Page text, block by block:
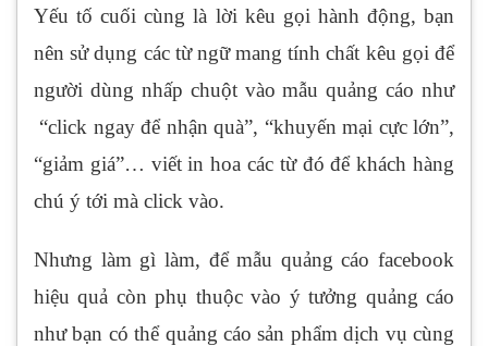
Yếu tố cuối cùng là lời kêu gọi hành động, bạn
nên sử dụng các từ ngữ mang tính chất kêu gọi để
người dùng nhấp chuột vào mẫu quảng cáo như
“click ngay để nhận quà”, “khuyến mại cực lớn”,
“giảm giá”… viết in hoa các từ đó để khách hàng
chú ý tới mà click vào.
Nhưng làm gì làm, để mẫu quảng cáo facebook
hiệu quả còn phụ thuộc vào ý tưởng quảng cáo
như bạn có thể quảng cáo sản phẩm dịch vụ cùng